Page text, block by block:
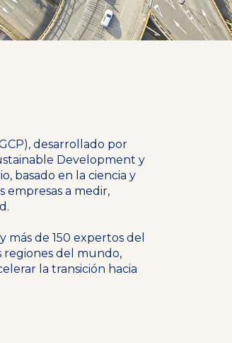
desarrollado por
Development y
basado en la ciencia y
empresas a medir,
de 150 expertos del
del mundo,
la transición hacia